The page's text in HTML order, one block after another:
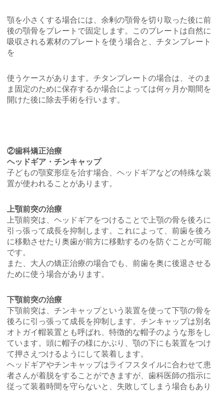
顎を小さくする場合には、余剰の顎骨を切り取った後に前
後の顎骨をプレートで固定します。このプレートは自然に
吸収される素材のプレートを使う場合と、チタンプレート
を
使うケースがあります。チタンプレートの場合は、そのま
ま固定のために保存するか場合によっては何ヶ月か期間を
開けた後に除去手術を行います。
②歯科矯正治療
ヘッドギア・チンキャップ
子どもの顎変形症を治す場合、ヘッドギアなどの特殊な装
置が使われることがあります。
上顎前突の治療
上顎前突は、ヘッドギアをつけることで上顎の骨を後ろに
引っ張って成長を抑制します。これによって、前歯を後ろ
に移動させたり奥歯が前方に移動するのを防ぐことが可能
です。
また、大人の矯正治療の場合でも、前歯を奥に後退させる
ために使う場合があります。
下顎前突の治療
下顎前突は、チンキャップという装置を使って下顎の骨を
後ろに引っ張って成長を抑制します。チンキャップは別名
オトガイ帽装置とも呼ばれ、特徴的な帽子のような形をし
ています。頭に帽子の様にかぶり、顎の下にも装置をつけ
て押さえつけるようにして装着します。
ヘッドギアやチンキャップはライフスタイルに合わせて患
者さんが着脱をすることができますが、歯科医師の指示に
従って装着時間を守らないと、失敗してしまう場合もあり